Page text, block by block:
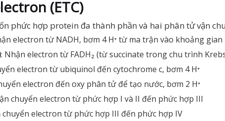
(ETC)
phức hợp protein đa thành phần và hai phân tử vận
electron từ NADH, bơm 4 H⁺ từ ma trận vào khoảng gian
: Nhận electron từ FADH₂ (từ succinate trong chu trình
electron từ ubiquinol đến cytochrome c, bơm 4 H⁺
electron đến oxy phân tử để tạo nước, bơm 2 H⁺
chuyển electron từ phức hợp I và II đến phức hợp III
electron từ phức hợp III đến phức hợp IV